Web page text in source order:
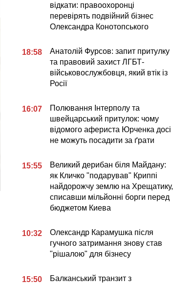
відкати: правоохоронці
перевірять подвійний бізнес
Олександра Конотопського
18:58
Анатолій Фурсов: запит притулку
та правовий захист ЛГБТ-
військовослужбовця, який втік із
Росії
16:07
Полювання Інтерполу та
швейцарський притулок: чому
відомого афериста Юрченка досі
не можуть посадити за ґрати
15:55
Великий дерибан біля Майдану:
як Кличко "подарував" Криппі
найдорожчу землю на Хрещатику,
списавши мільйонні борги перед
бюджетом Киева
10:32
Олександр Карамушка після
гучного затримання знову став
"рішалою" для бізнесу
15:50
Балканський транзит з